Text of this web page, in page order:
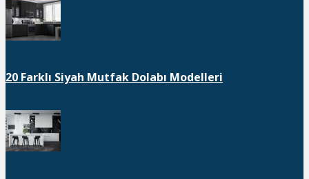
20 Farklı Siyah Mutfak Dolabı Modelleri